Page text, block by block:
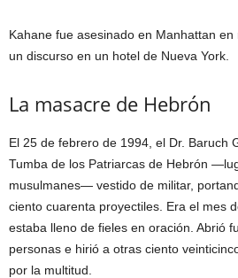
Kahane fue asesinado en Manhattan
un discurso en un hotel de Nueva York.
La masacre de Hebrón
El 25 de febrero de 1994, el Dr. Baruch
Tumba de los Patriarcas de Hebrón
musulmanes— vestido de militar,
ciento cuarenta proyectiles. Era el mes
estaba lleno de fieles en oración. Abrió
personas e hirió a otras ciento
por la multitud.